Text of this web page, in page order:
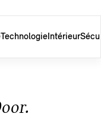
Technologie Intérieur